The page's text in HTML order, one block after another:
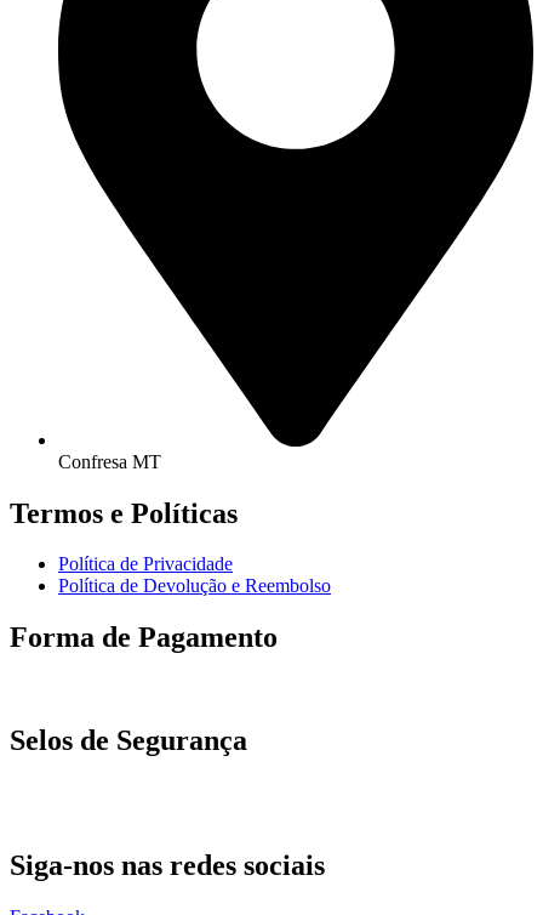
Confresa MT
Termos e Políticas
Política de Privacidade
Política de Devolução e Reembolso
Forma de Pagamento
Selos de Segurança
Siga-nos nas redes sociais